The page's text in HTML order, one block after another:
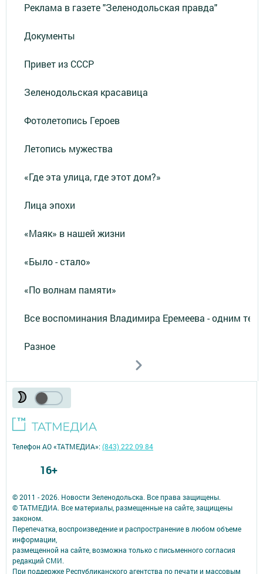
Реклама в газете "Зеленодольская правда"
Документы
Привет из СССР
Зеленодольская красавица
Фотолетопись Героев
Летопись мужества
«Где эта улица, где этот дом?»
Лица эпохи
«Маяк» в нашей жизни
«Было - стало»
«По волнам памяти»
Все воспоминания Владимира Еремеева - одним
Разное
© 2011 - 2026. Новости Зеленодольска. Все права защищены.
© ТАТМЕДИА. Все материалы, размещенные на сайте, защищены
законом.
Перепечатка, воспроизведение и распространение в любом объеме
информации,
размещенной на сайте, возможна только с письменного согласия
редакций СМИ.
При поддержке Республиканского агентства по печати и массовым
Телефон АО «ТАТМЕДИА»:(843) 222 09 84
16+